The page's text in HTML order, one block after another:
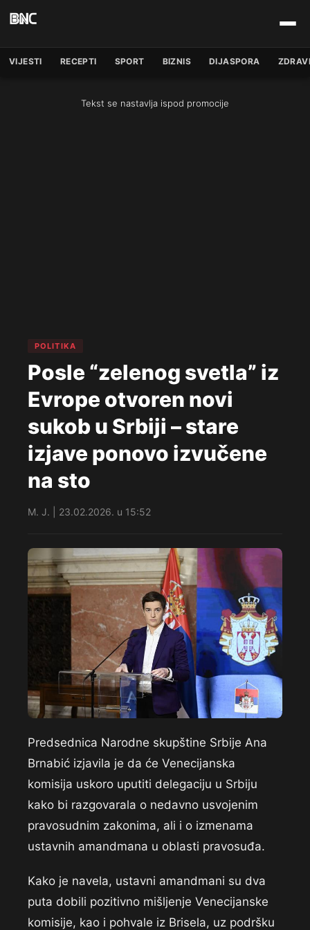
VIJESTI RECEPTI SPORT BIZNIS DIJASPORA
Tekst se nastavlja ispod promocije
POLITIKA
Posle “zelenog svetla” iz
Evrope otvoren novi
sukob u Srbiji – stare
izjave ponovo izvučene
na sto
M. J. | 23.02.2026. u 15:52
Predsednica Narodne skupštine Srbije Ana
Brnabić izjavila je da će Venecijanska
komisija uskoro uputiti delegaciju u Srbiju
kako bi razgovarala o nedavno usvojenim
pravosudnim zakonima, ali i o izmenama
ustavnih amandmana u oblasti pravosuđa.
Kako je navela, ustavni amandmani su dva
puta dobili pozitivno mišljenje Venecijanske
komisije, kao i pohvale iz Brisela, uz podršku